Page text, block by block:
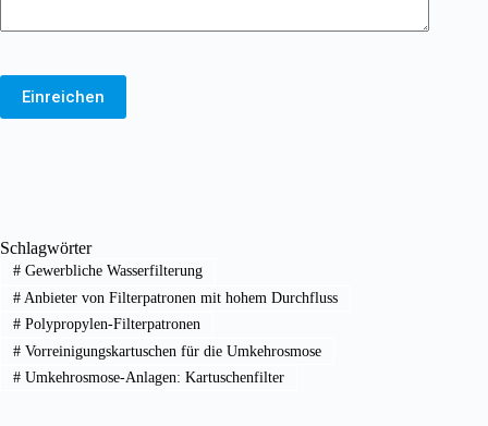
Einreichen
Schlagwörter
#Gewerbliche Wasserfilterung
#Anbieter von Filterpatronen mit hohem Durchfluss
#Polypropylen-Filterpatronen
#Vorreinigungskartuschen für die Umkehrosmose
#Umkehrosmose-Anlagen: Kartuschenfilter